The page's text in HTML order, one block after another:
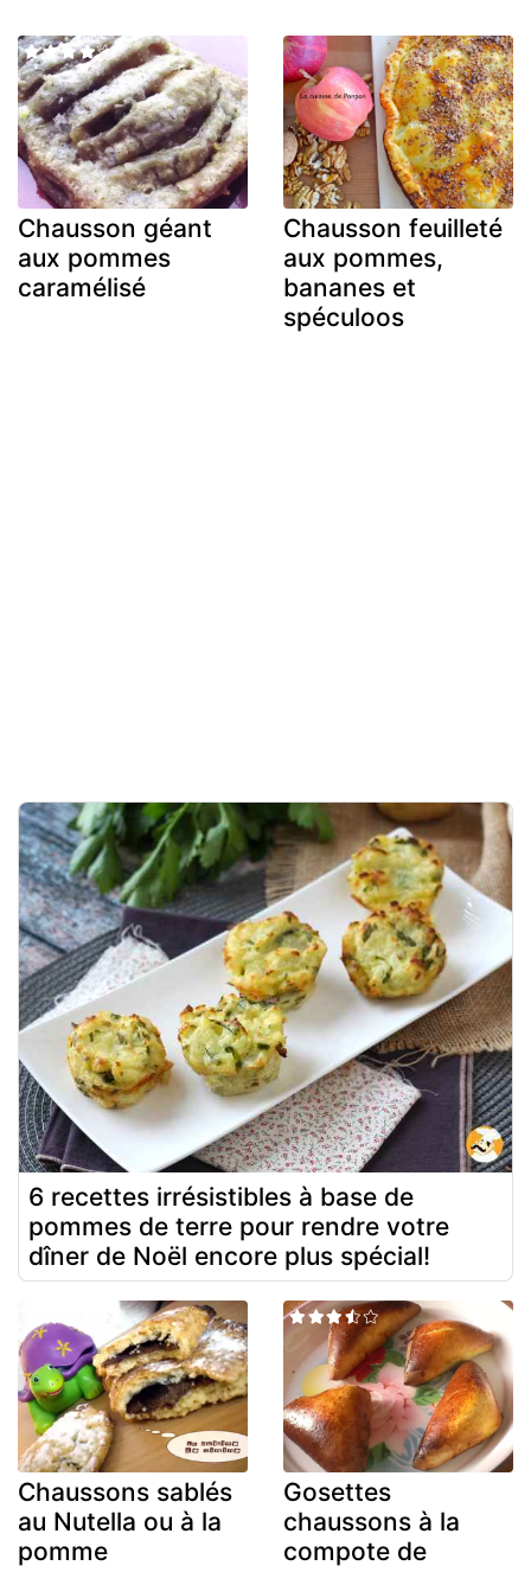
Chausson géant
aux pommes
caramélisé
Chausson feuilleté
aux pommes,
bananes et
spéculoos
6 recettes irrésistibles à base de
pommes de terre pour rendre votre
dîner de Noël encore plus spécial!
Chaussons sablés
au Nutella ou à la
pomme
Gosettes
chaussons à la
compote de